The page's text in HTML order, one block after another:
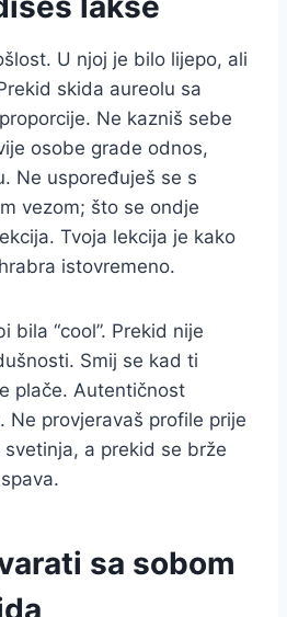
U njoj je bilo lijepo, ali
skida aureolu sa
Ne kazniš sebe
osobe grade odnos,
Ne uspoređuješ se s
vezom; što se ondje
Tvoja lekcija je kako
istovremeno.
bila “cool”. Prekid nije
Smij se kad ti
plače. Autentičnost
Ne provjeravaš profile prije
a prekid se brže
sa sobom